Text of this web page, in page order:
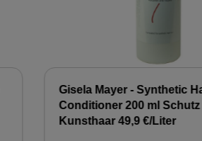
Gisela Mayer - Synthetic
Conditioner 200 ml Schutz
Kunsthaar 49,9 €/Liter